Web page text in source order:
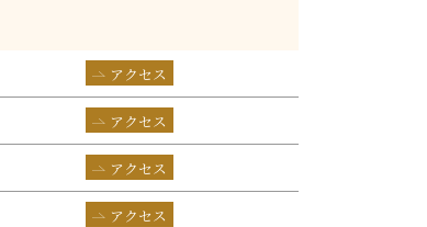
アクセス
アクセス
アクセス
アクセス